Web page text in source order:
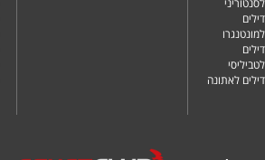
לסנטוריני
דילים
למונטנגרו
דילים
לטביליסי
דילים לאתונה